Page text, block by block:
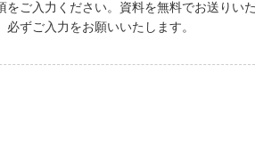
ご入力ください。資料を無料でお送りいた
ずご入力をお願いいたします。